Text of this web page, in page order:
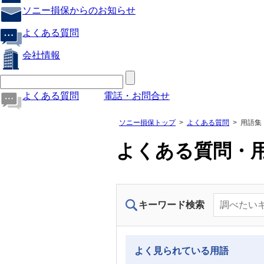
ソニー損保からのお知らせ
よくある質問
会社情報
よくある質問 電話・お問合せ
ソニー損保トップ よくある質問 用語集
よくある質問・
キーワード検索
よく見られている用語